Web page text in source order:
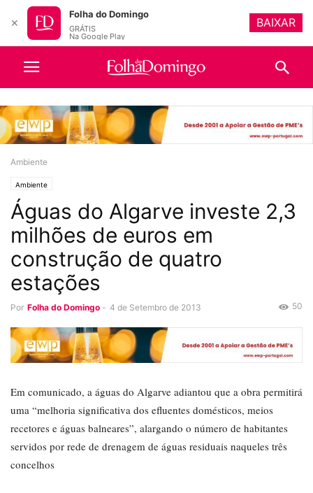
Ambiente
Ambiente
Águas do Algarve investe 2,3
milhões de euros em
construção de quatro
estações
Por Folha do Domingo - 4 de Setembro de 2013 50
Em comunicado, a águas do Algarve adiantou que a obra permitirá
uma “melhoria significativa dos efluentes domésticos, meios
recetores e águas balneares”, alargando o número de habitantes
servidos por rede de drenagem de águas residuais naqueles três
concelhos
✕
Folha do Domingo
GRÁTIS
Na Google Play
BAIXAR